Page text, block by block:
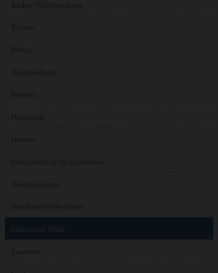
Baden-Württemberg
Bayern
Berlin
Brandenburg
Bremen
Hamburg
Hessen
Mecklenburg-Vorpommern
Niedersachsen
Nordrhein-Westfalen
Rheinland-Pfalz
Saarland